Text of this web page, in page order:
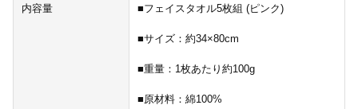
内容量 ■フェイスタオル5枚組 (ピンク)
■サイズ：約34×80cm
■重量：1枚あたり約100g
■原材料：綿100%